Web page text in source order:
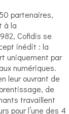
partenaires,
à la
Cofidis se
inédit : la
uniquement par
numériques.
leur ouvrant de
de
travaillent
pour l’une des 4